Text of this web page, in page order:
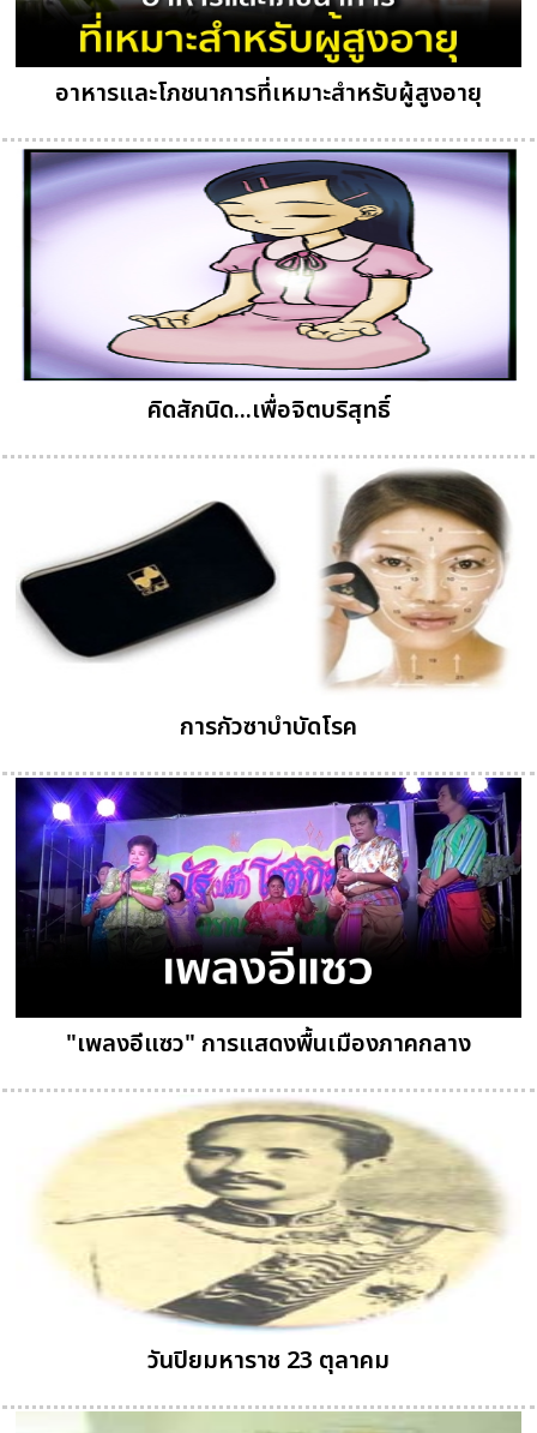
อาหารและโภชนาการที่เหมาะสำหรับผู้สูงอายุ
คิดสักนิด...เพื่อจิตบริสุทธิ์
การกัวซาบำบัดโรค
"เพลงอีแซว" การแสดงพื้นเมืองภาคกลาง
วันปิยมหาราช 23 ตุลาคม